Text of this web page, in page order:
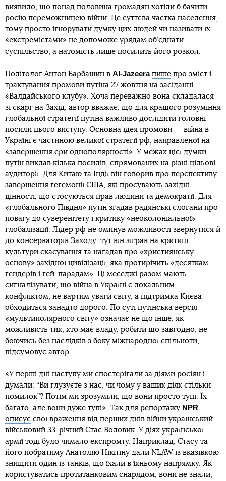
виявило, що понад половина громадян хотіли б бачити
росію переможницею війни. Це суттєва частка населення,
тому просто ігнорувати думку цих людей чи називати їх
«екстремістами» не допоможе урядам об’єднати
суспільство, а натомість лише посилить його розкол.
Політолог Антон Барбашин в Al-Jazeera пише про зміст і
трактування промови путіна 27 жовтня на засіданні
«Валдайського клубу». Хоча переважно вона складалася
зі скарг на Захід, автор вважає, що для кращого розуміння
глобальної стратегії путіна важливо дослідити головні
посили цього виступу. Основна ідея промови ― війна в
Україні є частиною великої стратегії рф, направленої на
«завершення ери однополярності». У межах цієї думки
путін виклав кілька посилів, спрямованих на різні цільові
аудиторії. Для Китаю та Індії він говорив про перспективу
завершення гегемонії США, які просувають західні
цінності, що стосуються прав людини та демократії. Для
«глобального Півдня» путін згадав радянські слогани про
повагу до суверенітету і критику «неоколоніальної»
глобалізації. Лідер рф не оминув можливості звернутися й
до консерваторів Заходу: тут він зіграв на критиці
культури скасування та нагадав про «християнську
основу» західної цивілізації, яка протирічить «десяткам
гендерів і гей-парадам». Ці меседжі разом мають
сигналізувати, що війна в Україні є локальним
конфліктом, не вартим уваги світу, а підтримка Києва
обходиться занадто дорого. По суті путінська версія
«мультиполярного світу» означає не що інше, як
можливість тих, хто має владу, робити що завгодно, не
боючись без наслідків з боку міжнародної спільноти,
підсумовує автор.
«У перші дні наступу ми спостерігали за діями росіян і
думали: “Ви глузуєте з нас, чи чому у ваших діях стільки
помилок”? Потім ми зрозуміли, що вони просто тупі. Їх
багато, але вони дуже тупі». Так для репортажу NPR
описує свої враження від перших днів війни український
військовий 33-річний Стас Воловик. У діях української
армії тоді було чимало експромту. Наприклад, Стасу та
його побратиму Анатолію Нікітіну дали NLAW із вказівкою
знищити один із танків, що їхали в їхньому напрямку. Як
користуватись протитанковим снарядом, вони не знали,